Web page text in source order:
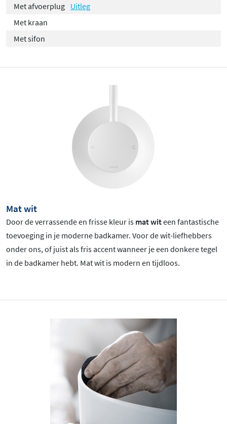
Met afvoerplug Uitleg
Met kraan
Met sifon
Mat wit
Door de verrassende en frisse kleur is mat witeen fantastische
toevoeging in je moderne badkamer. Voor de wit-liefhebbers
onder ons, of juist als fris accent wanneer je een donkere tegel
in de badkamer hebt. Mat wit is modern en tijdloos.